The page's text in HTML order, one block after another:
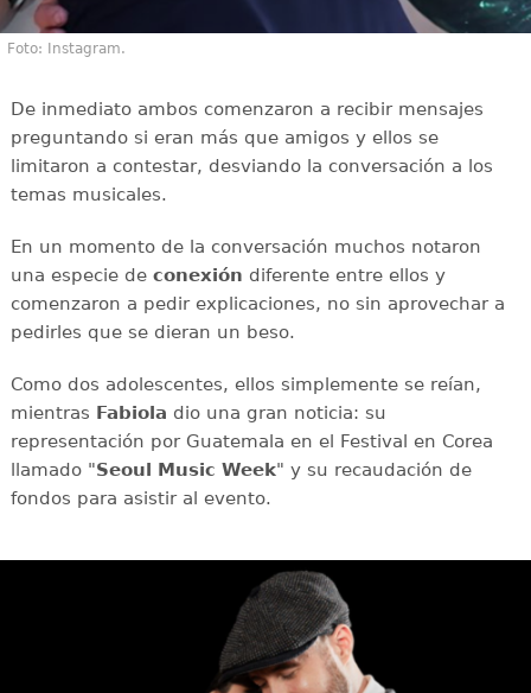
Foto: Instagram.
De inmediato ambos comenzaron a recibir mensajes
preguntando si eran más que amigos y ellos se
limitaron a contestar, desviando la conversación a los
temas musicales.
En un momento de la conversación muchos notaron
una especie de conexión diferente entre ellos y
comenzaron a pedir explicaciones, no sin aprovechar a
pedirles que se dieran un beso.
Como dos adolescentes, ellos simplemente se reían,
mientras Fabiola dio una gran noticia: su
representación por Guatemala en el Festival en Corea
llamado "Seoul Music Week" y su recaudación de
fondos para asistir al evento.